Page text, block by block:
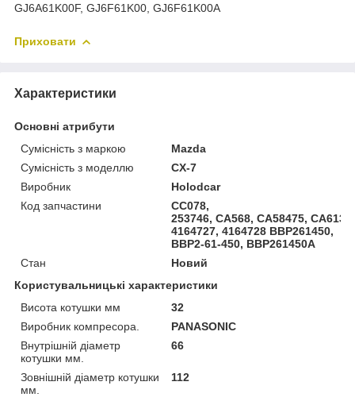
GJ6A61K00F, GJ6F61K00, GJ6F61K00A
Приховати
Характеристики
Основні атрибути
Сумісність з маркою
Mazda
Сумісність з моделлю
CX-7
Виробник
Holodcar
Код запчастини
CC078,
253746, CA568, CA58475, CA613,
4164727, 4164728 BBP261450,
BBP2-61-450, BBP261450A
Стан
Новий
Користувальницькі характеристики
Висота котушки мм
32
Виробник компресора.
PANASONIC
Внутрішній діаметр
котушки мм.
66
Зовнішній діаметр котушки
мм.
112